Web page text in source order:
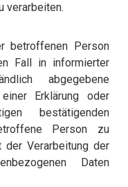
verarbeiten.
betroffenen Person
Fall in informierter
abgegebene
Erklärung oder
bestätigenden
Person zu
Verarbeitung der
Daten